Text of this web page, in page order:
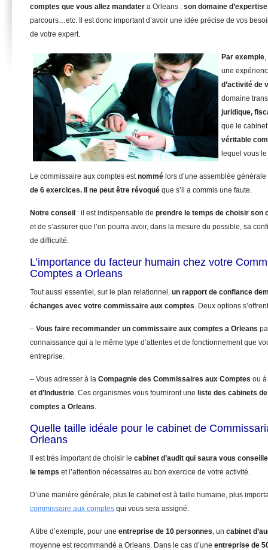
comptes que vous allez mandater a Orleans : son domaine d’expertise
parcours…etc. Il est donc important d’avoir une idée précise de vos
de votre expert.
Par exemple
une
d’activité de
domaine
juridique,
que le
véritable
lequel vous
Le commissaire aux comptes estnommé lors d’une assemblée
de 6 exercices.
Il ne peut être révoqué que s’il a commis une faute.
Notre conseil : il est indispensable de prendre le temps de choisir son
et de s’assurer que l’on pourra avoir, dans la mesure du possible, sa
de difficulté.
L’importance du facteur humain chez votre
Comptes a Orleans
Tout aussi essentiel, sur le plan relationnel, un rapport de confiance
échanges avec votre commissaire aux comptes. Deux options
– Vous faire recommander un commissaire aux comptes a Orleans
connaissance qui a le même type d’attentes et de fonctionnement que
entreprise.
– Vous adresser à la Compagnie des Commissaires aux Comptes ou
et d’Industrie. Ces organismes vous fourniront une liste des cabinets
comptes a Orleans.
Quelle taille idéale pour le cabinet de
Orleans
Il est très important de choisir le cabinet d’audit qui saura vous
le temps et l’attention nécessaires au bon exercice de votre activité.
D’une manière générale, plus le cabinet est à taille humaine, plus
commissaire aux comptes qui vous sera assigné.
A titre d’exemple, pour une entreprise de 10 personnes, un cabinet
moyenne est recommandé a Orleans. Dans le cas d’une entreprise de